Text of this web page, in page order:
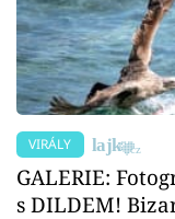
VIRÁLY
GALERIE:
s DILDEM!